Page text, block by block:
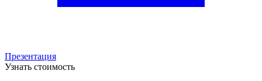
Презентация
Узнать стоимость